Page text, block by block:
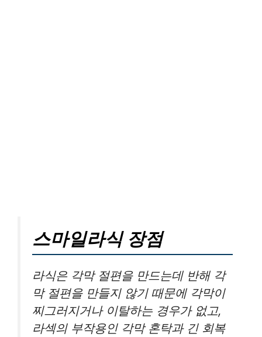
스마일라식 장점
라식은 각막 절편을 만드는데 반해 각
막 절편을 만들지 않기 때문에 각막이
찌그러지거나 이탈하는 경우가 없고,
라섹의 부작용인 각막 혼탁과 긴 회복